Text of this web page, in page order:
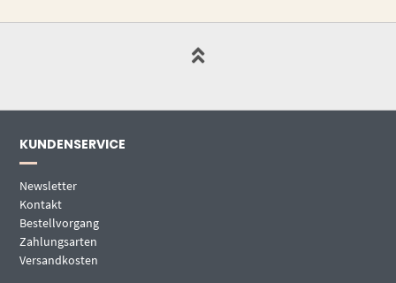
KUNDENSERVICE
Newsletter
Kontakt
Bestellvorgang
Zahlungsarten
Versandkosten